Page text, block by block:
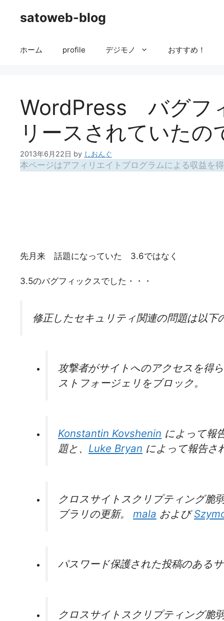
satoweb-blog
ホーム profile デジモノ おすすめ！
WordPress バグフ
リースされていた
2013年6月22日 by しおんぐ
本ページはアフィリエイトプログラムによる収益を
先月来 話題になっていた 3.6ではなく
3.5のバグフィックスでした・・・
修正したセキュリティ関連の問題は以下
攻撃者がサイトへのアクセスを得
ストフォージェリをブロック。
Konstantin Kovshenin によって報
題と、 Luke Bryan によって報告さ
クロスサイトスクリプティング脆
ブラリの更新。 mala および
パスワード保護された投稿のある
クロスサイトスクリプティング脆